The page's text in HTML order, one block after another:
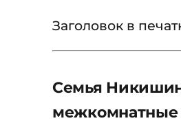
Заголовок в
Семья
межкомнатные